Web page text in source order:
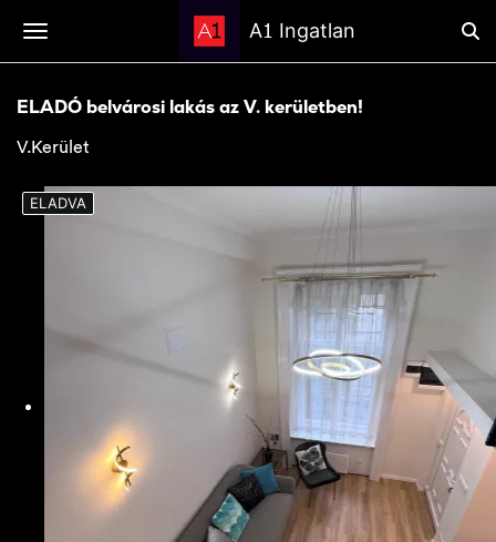
A1 Ingatlan
ELADÓ belvárosi lakás az V. kerületben!
V.Kerület
ELADVA